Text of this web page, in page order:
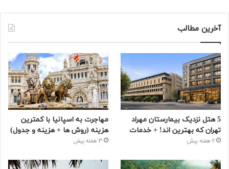
آخرین مطالب
5 هتل نزدیک بیمارستان مهراد
تهران که بهترین‌ اند! + خدمات
2 هفته پیش
مهاجرت به اسپانیا با کمترین
هزینه (روش ها + هزینه و جدول)
3 هفته پیش